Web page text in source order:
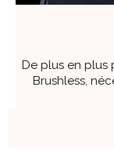
De plus en plus
Brushless,